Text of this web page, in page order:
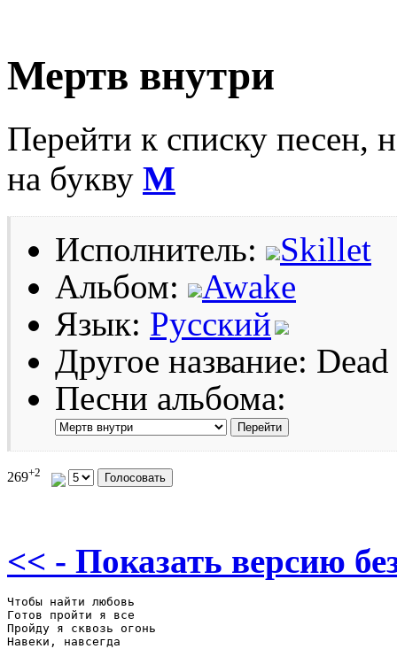
Мертв внутри
Перейти к списку песен,
на букву М
Исполнитель:
Skillet
Альбом:
Awake
Язык: Русский
Другое название:
Песни альбома:
269+2
<< - Показать версию
Чтобы найти любовь
Готов пройти я все
Пройду я сквозь огонь
Навеки, навсегда